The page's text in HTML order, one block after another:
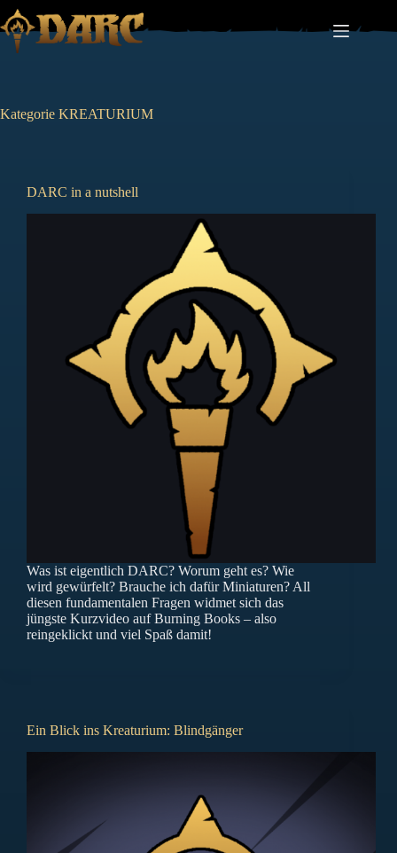
Zum
Inhalt
springen
Kategorie KREATURIUM
DARC in a nutshell
Was ist eigentlich DARC? Worum geht es? Wie
wird gewürfelt? Brauche ich dafür Miniaturen? All
diesen fundamentalen Fragen widmet sich das
jüngste Kurzvideo auf Burning Books – also
reingeklickt und viel Spaß damit!
Ein Blick ins Kreaturium: Blindgänger